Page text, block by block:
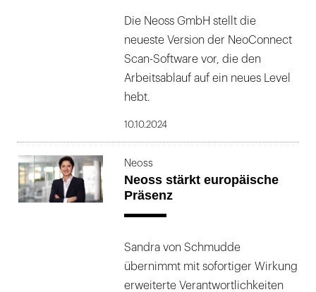
Die Neoss GmbH stellt die
neueste Version der NeoConnect
Scan-Software vor, die den
Arbeitsablauf auf ein neues Level
hebt.
10.10.2024
Neoss
Neoss stärkt europäische
Präsenz
Sandra von Schmudde
übernimmt mit sofortiger Wirkung
erweiterte Verantwortlichkeiten